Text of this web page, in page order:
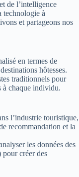
de l’intelligence
à
et partageons nos
en termes de
hôtesses.
traditionnels pour
à chaque individu.
l’industrie touristique,
recommandation et la
les données des
pour créer des